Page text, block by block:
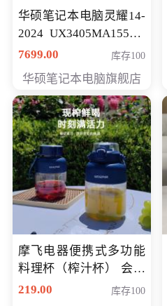
华硕笔记本电脑灵耀14-
2024 UX3405MA155夜
空蓝 oled 智慧轻薄本 会
7699.00 库存100
华硕笔记本电脑旗舰店
摩飞电器便携式多功能
料理杯（榨汁杯） 会员
专享价118元
219.00 库存100